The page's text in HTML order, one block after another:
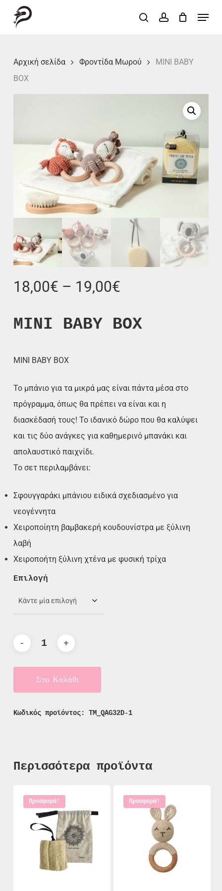
searchaccount
Menu
Αρχική σελίδα Φροντίδα Μωρού
MINI BABY
BOX
18,00€ – 19,00€Price
18,00€
through
MINI BABY BOX
MINI BABY BOX
Το μπάνιο για τα μικρά μας είναι πάντα μέσα στο
πρόγραμμα, όπως θα πρέπει να είναι και η
διασκέδασή τους! Το ιδανικό δώρο που θα καλύψει
και τις δύο ανάγκες για καθημερινό μπανάκι και
απολαυστικό παιχνίδι.
Το σετ περιλαμβάνει:
Σφουγγαράκι μπάνιου ειδικά σχεδιασμένο για
νεογέννητα
Χειροποίητη βαμβακερή κουδουνίστρα με ξύλινη
λαβή
Xειροποήτη ξύλινη χτένα με φυσική τρίχα
Επιλογή
Στο Καλάθι
Κωδικός προϊόντος: TM_QAG32D-1
Περισσότερα προϊόντα
Προσφορά! Προσφορά!